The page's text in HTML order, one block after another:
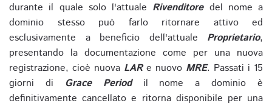
durante il quale solo l'attuale Rivenditoredel nome a
dominio stesso può farlo ritornare attivo ed
esclusivamente a beneficio dell'attuale Proprietario,
presentando la documentazione come per una nuova
registrazione, cioè nuova LARe nuovo MRE. Passati i 15
giorni di Grace Periodil nome a dominio è
definitivamente cancellato e ritorna disponibile per una